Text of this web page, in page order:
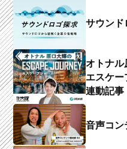
サウン
オトナ
エスケ
連動記事
音声コ